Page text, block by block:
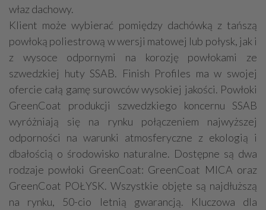
właz dachowy.
Klient może wybierać pomiędzy dachówką z tańszą
powłoką poliestrową w wersji matowej lub połysk, jak i
z wysoce odpornymi na korozję powłokami ze
szwedzkiej huty SSAB. Finish Profiles ma w swojej
ofercie całą gamę surowców wysokiej jakości. Powłoki
GreenCoat produkcji szwedzkiego koncernu SSAB
wyróżniają się na rynku połączeniem najwyższej
odporności na warunki atmosferyczne z ekologią i
dbałością o środowisko naturalne. Dostępne są dwa
rodzaje powłoki GreenCoat: GreenCoat MICA oraz
GreenCoat POŁYSK. Wszystkie objęte są najdłuższą
na rynku, 50-cio letnią gwarancją. Kluczowa dla